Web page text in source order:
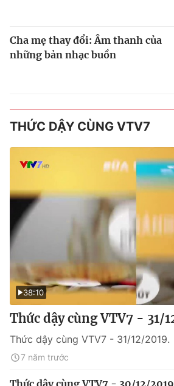
Cha mẹ thay đổi: Âm thanh của
những bản nhạc buồn
THỨC DẬY CÙNG VTV7
38:10
Thức dậy cùng VTV7 - 31/
Thức dậy cùng VTV7 - 31/12/2019.
7 năm trước
Thức dậy cùng VTV7 - 30/12/2019